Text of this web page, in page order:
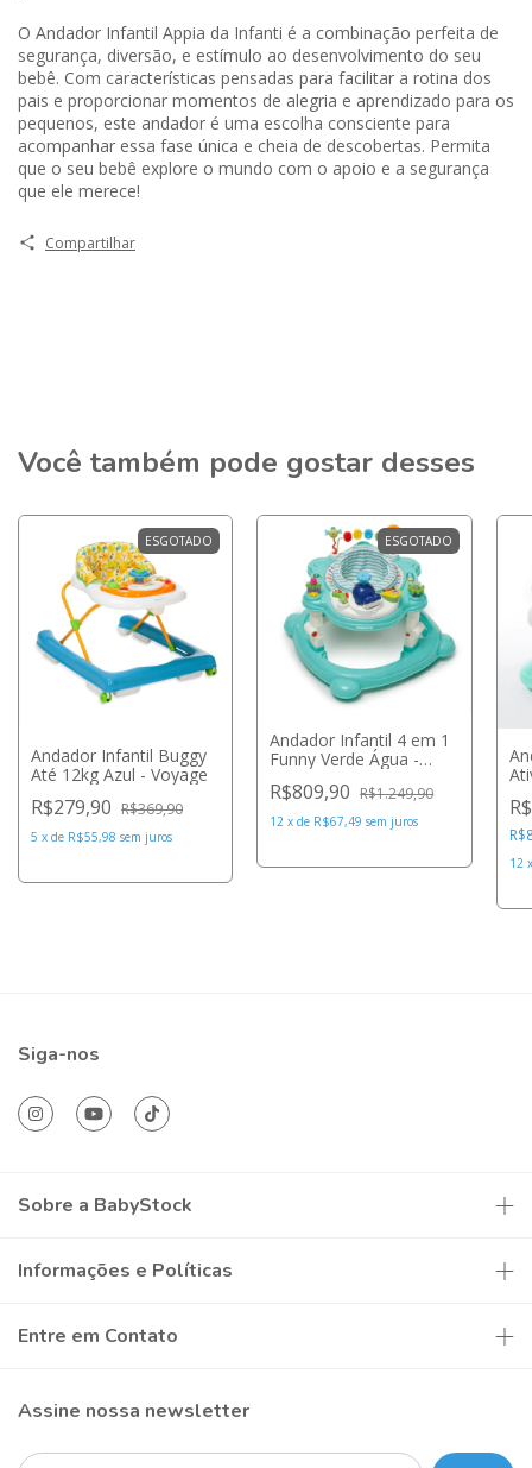
O Andador Infantil Appia da Infanti é a combinação perfeita de
segurança, diversão, e estímulo ao desenvolvimento do seu
bebê. Com características pensadas para facilitar a rotina dos
pais e proporcionar momentos de alegria e aprendizado para os
pequenos, este andador é uma escolha consciente para
acompanhar essa fase única e cheia de descobertas. Permita
que o seu bebê explore o mundo com o apoio e a segurança
que ele merece!
Compartilhar
Você também pode gostar desses
ESGOTADO
Andador Infantil Buggy
Até 12kg Azul - Voyage
R$279,90 R$369,90
5 x de R$55,98 sem juros
ESGOTADO
Andador Infantil 4 em 1
Funny Verde Água -
R$809,90 R$1.249,90
12 xde R$67,49 sem juros
12
Siga-nos
Sobre a BabyStock
Informações e Políticas
Entre em Contato
Assine nossa newsletter